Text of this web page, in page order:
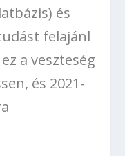
és
felajánl
a veszteség
és 2021-